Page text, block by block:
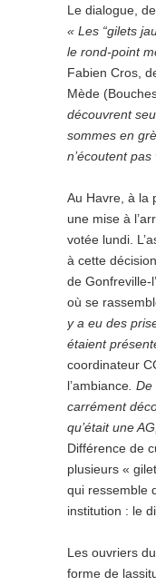
Le dialogue,
« Les “gilets
le rond-point
Fabien Cros,
Mède
découvrent
sommes en
n’écoutent
Au Havre, à la
une mise à
votée lundi.
à cette
de Gonfreville-
où se
y a eu des
étaient
coordinateur
l’ambiance .
carrément
qu’était une
Différence de
plusieurs «
qui ressemble
institution : le
Les ouvriers
forme de